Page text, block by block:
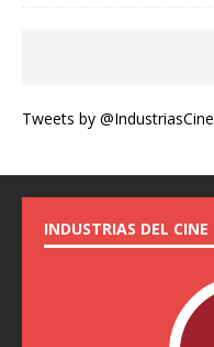
Tweets by @IndustriasCine
INDUSTRIAS DEL CINE